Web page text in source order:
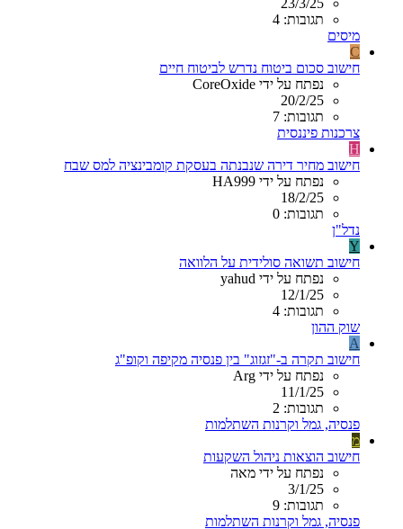
23/3/25
תגובות: 4
מיסים
C
חישוב סכום ביטוח נדרש לביטוח חיים
נפתח על ידי CoreOxide
20/2/25
תגובות: 7
צרכנות פיננסית
H
חישוב מחיר דירה שנבנתה בעסקת קומבינציה למס שבח
נפתח על ידי HA999
18/2/25
תגובות: 0
נדל"ן
Y
חישוב תשואה סולידית על הלוואה
נפתח על ידי yahud
12/1/25
תגובות: 4
שוק ההון
A
חישוב תקרה ב-"זגזוג" בין פנסיה מקיפה וקופ"ג
נפתח על ידי Arg
11/1/25
תגובות: 2
פנסיה, גמל וקרנות השתלמות
מ
חישוב הוצאות ניהול השקעות
נפתח על ידי מאה
3/1/25
תגובות: 9
פנסיה, גמל וקרנות השתלמות